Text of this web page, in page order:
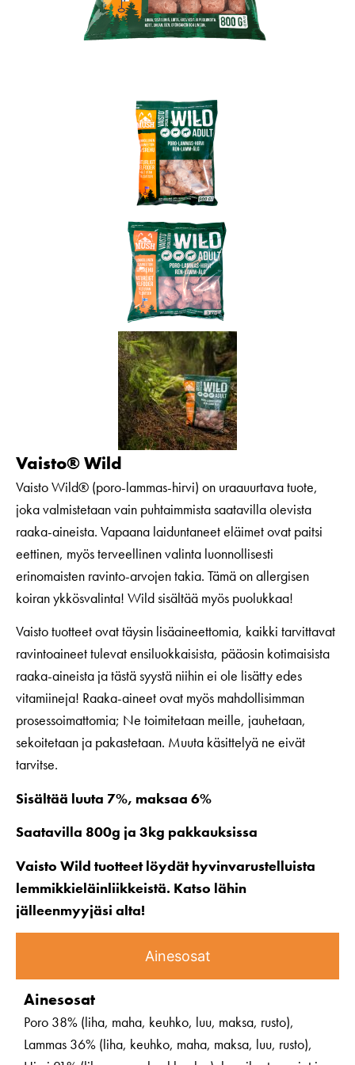
Vaisto® Wild
Vaisto Wild® (poro-lammas-hirvi) on uraauurtava tuote,
joka valmistetaan vain puhtaimmista saatavilla olevista
raaka-aineista. Vapaana laiduntaneet eläimet ovat paitsi
eettinen, myös terveellinen valinta luonnollisesti
erinomaisten ravinto-arvojen takia. Tämä on allergisen
koiran ykkösvalinta! Wild sisältää myös puolukkaa!
Vaisto tuotteet ovat täysin lisäaineettomia, kaikki tarvittavat
ravintoaineet tulevat ensiluokkaisista, pääosin kotimaisista
raaka-aineista ja tästä syystä niihin ei ole lisätty edes
vitamiineja! Raaka-aineet ovat myös mahdollisimman
prosessoimattomia; Ne toimitetaan meille, jauhetaan,
sekoitetaan ja pakastetaan. Muuta käsittelyä ne eivät
tarvitse.
Sisältää luuta 7%, maksaa 6%
Saatavilla 800g ja 3kg pakkauksissa
Vaisto Wild tuotteet löydät hyvinvarustelluista
lemmikkieläinliikkeistä. Katso lähin
jälleenmyyjäsi alta!
Ainesosat
Ainesosat
Poro 38% (liha, maha, keuhko, luu, maksa, rusto),
Lammas 36% (liha, keuhko, maha, maksa, luu, rusto),